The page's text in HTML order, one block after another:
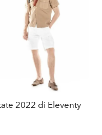
2022 di Eleventy